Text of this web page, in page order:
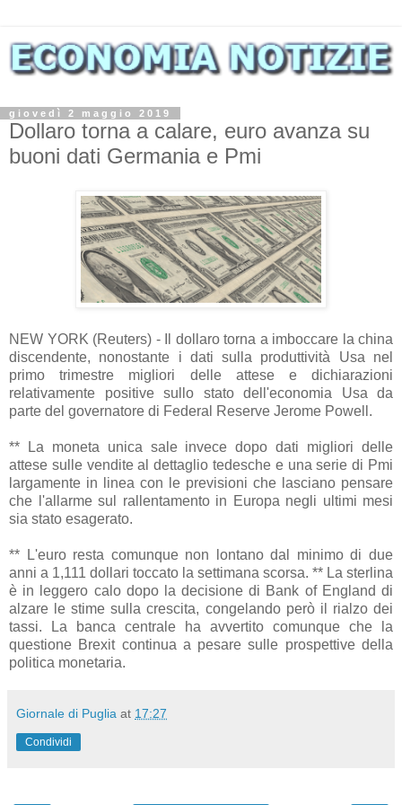
giovedì 2 maggio 2019
Dollaro torna a calare, euro avanza su
buoni dati Germania e Pmi
NEW YORK (Reuters) - Il dollaro torna a imboccare la china
discendente, nonostante i dati sulla produttività Usa nel
primo trimestre migliori delle attese e dichiarazioni
relativamente positive sullo stato dell'economia Usa da
parte del governatore di Federal Reserve Jerome Powell.
** La moneta unica sale invece dopo dati migliori delle
attese sulle vendite al dettaglio tedesche e una serie di Pmi
largamente in linea con le previsioni che lasciano pensare
che l'allarme sul rallentamento in Europa negli ultimi mesi
sia stato esagerato.
** L'euro resta comunque non lontano dal minimo di due
anni a 1,111 dollari toccato la settimana scorsa. ** La sterlina
è in leggero calo dopo la decisione di Bank of England di
alzare le stime sulla crescita, congelando però il rialzo dei
tassi. La banca centrale ha avvertito comunque che la
questione Brexit continua a pesare sulle prospettive della
politica monetaria.
Giornale di Puglia at 17:27
Condividi